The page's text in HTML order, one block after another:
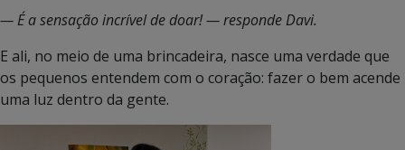
— É a sensação incrível de doar! — responde Davi.
E ali, no meio de uma brincadeira, nasce uma verdade que
os pequenos entendem com o coração: fazer o bem acende
uma luz dentro da gente.